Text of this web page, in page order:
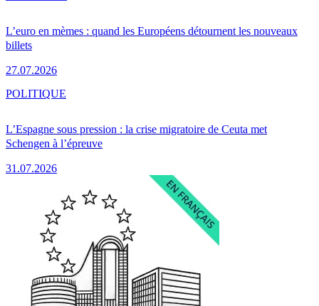
L’euro en mèmes : quand les Européens détournent les nouveaux
billets
27.07.2026
L’Espagne sous pression : la crise migratoire de Ceuta met
Schengen à l’épreuve
31.07.2026
POLITIQUE